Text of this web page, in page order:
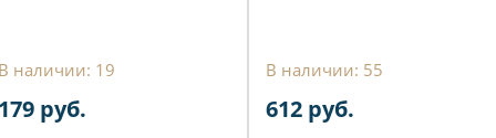
наличии: 19
руб.
В наличии: 55
612 руб.